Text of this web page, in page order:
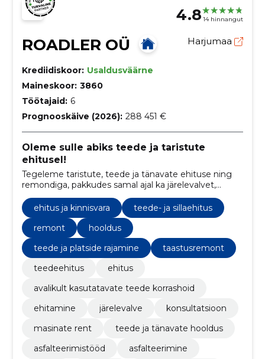
4.8 14 hinnangut
ROADLER OÜ Harjumaa
Krediidiskoor: Usaldusväärne
Maineskoor: 3860
Töötajaid: 6
Prognooskäive (2026): 288 451 €
Oleme sulle abiks teede ja taristute
ehitusel!
Tegeleme taristute, teede ja tänavate ehituse ning
remondiga, pakkudes samal ajal ka järelevalvet,
konsultatsiooni, masinate renti ja teede ning
tänavate hooldust.
ehitus ja kinnisvara
teede- ja sillaehitus
remont
hooldus
teede ja platside rajamine
taastusremont
teedeehitus
ehitus
avalikult kasutatavate teede korrashoid
ehitamine
järelevalve
konsultatsioon
masinate rent
teede ja tänavate hooldus
asfalteerimistööd
asfalteerimine